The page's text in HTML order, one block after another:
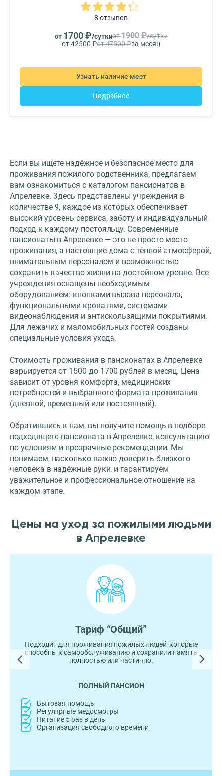
8 отзывов
от 1700 ₽/суткиот1900 ₽/сутки
от 42500 ₽от 47500 ₽за месяц
Узнать наличие мест
Подробнее
Если вы ищете надёжное и безопасное место для
проживания пожилого родственника, предлагаем
вам ознакомиться с каталогом пансионатов в
Апрелевке. Здесь представлены учреждения в
количестве 9, каждое из которых обеспечивает
высокий уровень сервиса, заботу и индивидуальный
подход к каждому постояльцу. Современные
пансионаты в Апрелевке — это не просто место
проживания, а настоящие дома с тёплой атмосферой,
внимательным персоналом и возможностью
сохранить качество жизни на достойном уровне. Все
учреждения оснащены необходимым
оборудованием: кнопками вызова персонала,
функциональными кроватями, системами
видеонаблюдения и антискользящими покрытиями.
Для лежачих и маломобильных гостей созданы
специальные условия ухода.
Стоимость проживания в пансионатах в Апрелевке
варьируется от 1500 до 1700 рублей в месяц. Цена
зависит от уровня комфорта, медицинских
потребностей и выбранного формата проживания
(дневной, временный или постоянный).
Обратившись к нам, вы получите помощь в подборе
подходящего пансионата в Апрелевке, консультацию
по условиям и прозрачные рекомендации. Мы
понимаем, насколько важно доверить близкого
человека в надёжные руки, и гарантируем
уважительное и профессиональное отношение на
каждом этапе.
Цены на уход за пожилыми людьми
в Апрелевке
Тариф “Общий”
Подходит для проживания пожилых людей, которые
способны к самообслуживанию и сохранили память
полностью или частично.
ПОЛНЫЙ ПАНСИОН
Бытовая помощь
Регулярные медосмотры
Питание 5 раз в день
Организация свободного времени